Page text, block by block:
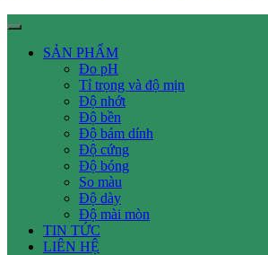
SẢN PHẨM
Đo pH
Tỉ trọng và độ mịn
Độ nhớt
Độ bền
Độ bám dính
Độ cứng
Độ bóng
So màu
Độ dày
Độ mài mòn
TIN TỨC
LIÊN HỆ